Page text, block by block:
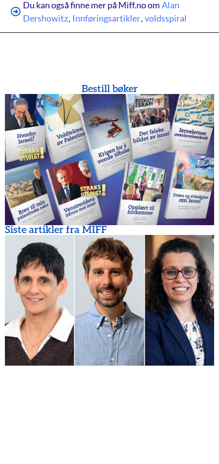
Du kan også finne mer på Miff.no om Alan
Dershowitz, Innføringsartikler, voldsspiral
Bestill bøker
Siste artikler fra MIFF